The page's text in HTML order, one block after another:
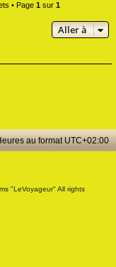
• Page 1 sur 1
Aller à
au format UTC+02:00
"LeVoyageur" All rights